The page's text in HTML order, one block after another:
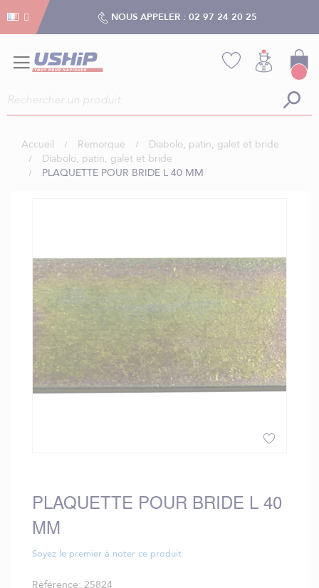
NOUS APPELER : 02 97 24 20 25
Accueil Remorque
Diabolo, patin, galet et bride
Diabolo, patin, galet et bride
PLAQUETTE POUR BRIDE L 40 MM
of
the
images
gallery
the
beginning
of
the
images
PLAQUETTE POUR BRIDE L 40
MM
Soyez le premier à noter ce produit
Référence 25824
Gestion des cookies
Gestion des cookies